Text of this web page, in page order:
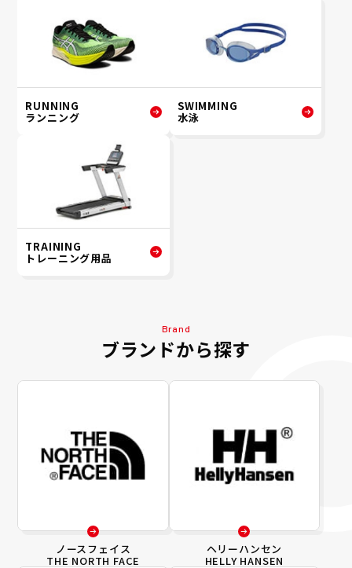
RUNNING
ランニング
SWIMMING
水泳
TRAINING
トレーニング用品
Brand
ブランドから探す
ノースフェイス
THE NORTH FACE
ヘリーハンセン
HELLY HANSEN